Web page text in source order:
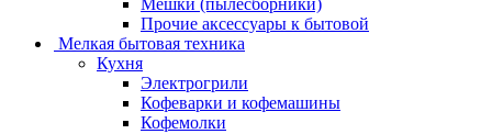
Прочие аксессуары к бытовой
Мелкая бытовая техника
Кухня
Электрогрили
Кофеварки и кофемашины
Кофемолки